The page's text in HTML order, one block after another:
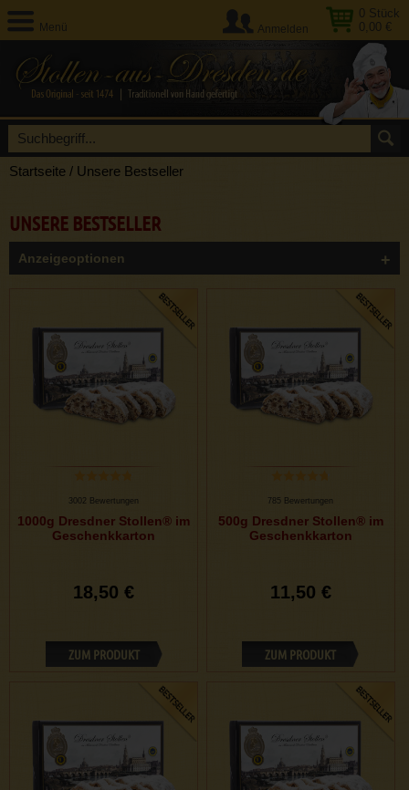
Menü
0 Stück
0,00 €
Anmelden
Startseite / Unsere Bestseller
UNSERE BESTSELLER
Anzeigeoptionen
3002 Bewertungen
1000g Dresdner Stollen® im
Geschenkkarton
18,50 €
ZUM PRODUKT
785 Bewertungen
500g Dresdner Stollen® im
Geschenkkarton
11,50 €
ZUM PRODUKT